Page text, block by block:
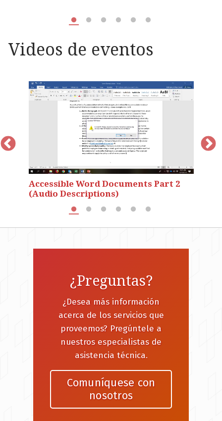
Videos de eventos
Accessible Word Documents Part 2
(Audio Descriptions)
¿Preguntas?
¿Desea más información
acerca de los servicios que
proveemos? Pregúntele a
nuestros especialistas de
asistencia técnica.
Comuníquese con
nosotros